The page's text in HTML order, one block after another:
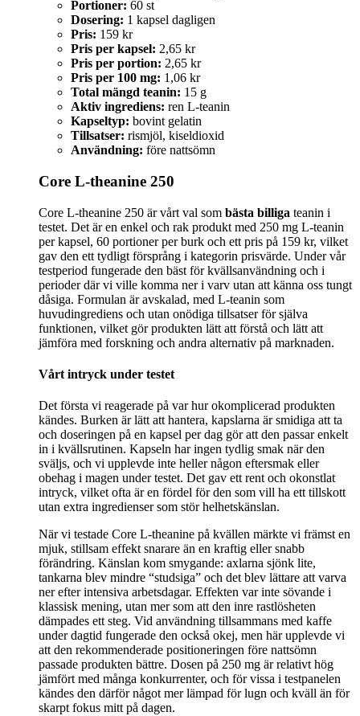
Portioner: 60 st
Dosering: 1 kapsel dagligen
Pris: 159 kr
Pris per kapsel: 2,65 kr
Pris per portion: 2,65 kr
Pris per 100 mg: 1,06 kr
Total mängd teanin: 15 g
Aktiv ingrediens: ren L-teanin
Kapseltyp: bovint gelatin
Tillsatser: rismjöl, kiseldioxid
Användning: före nattsömn
Core L-theanine 250
Core L-theanine 250 är vårt val som bästa billiga teanin i
testet. Det är en enkel och rak produkt med 250 mg L-teanin
per kapsel, 60 portioner per burk och ett pris på 159 kr, vilket
gav den ett tydligt försprång i kategorin prisvärde. Under vår
testperiod fungerade den bäst för kvällsanvändning och i
perioder där vi ville komma ner i varv utan att känna oss tungt
dåsiga. Formulan är avskalad, med L-teanin som
huvudingrediens och utan onödiga tillsatser för själva
funktionen, vilket gör produkten lätt att förstå och lätt att
jämföra med forskning och andra alternativ på marknaden.
Vårt intryck under testet
Det första vi reagerade på var hur okomplicerad produkten
kändes. Burken är lätt att hantera, kapslarna är smidiga att ta
och doseringen på en kapsel per dag gör att den passar enkelt
in i kvällsrutinen. Kapseln har ingen tydlig smak när den
sväljs, och vi upplevde inte heller någon eftersmak eller
obehag i magen under testet. Det gav ett rent och okonstlat
intryck, vilket ofta är en fördel för den som vill ha ett tillskott
utan extra ingredienser som stör helhetskänslan.
När vi testade Core L-theanine på kvällen märkte vi främst en
mjuk, stillsam effekt snarare än en kraftig eller snabb
förändring. Känslan kom smygande: axlarna sjönk lite,
tankarna blev mindre “studsiga” och det blev lättare att varva
ner efter intensiva arbetsdagar. Effekten var inte sövande i
klassisk mening, utan mer som att den inre rastlösheten
dämpades ett steg. Vid användning tillsammans med kaffe
under dagtid fungerade den också okej, men här upplevde vi
att den rekommenderade positioneringen före nattsömn
passade produkten bättre. Dosen på 250 mg är relativt hög
jämfört med många konkurrenter, och för vissa i testpanelen
kändes den därför något mer lämpad för lugn och kväll än för
skarpt fokus mitt på dagen.